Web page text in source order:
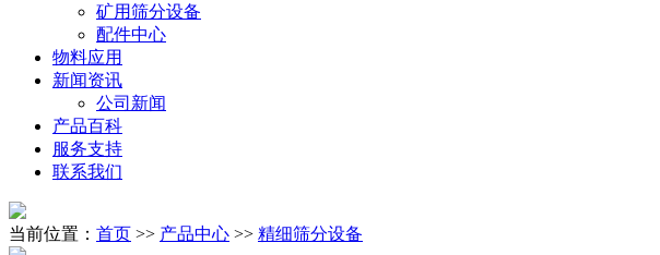
矿用筛分设备
配件中心
物料应用
新闻资讯
公司新闻
产品百科
服务支持
联系我们
当前位置： 首页 >> 产品中心 >> 精细筛分设备